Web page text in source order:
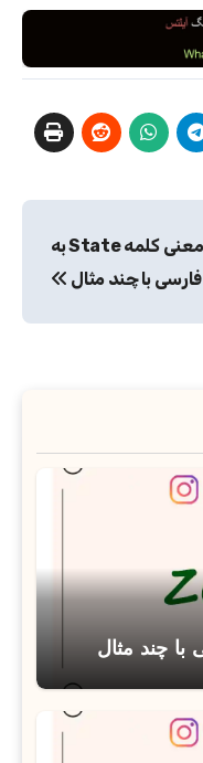
معنی کلمه State به
فارسی با چند مثال